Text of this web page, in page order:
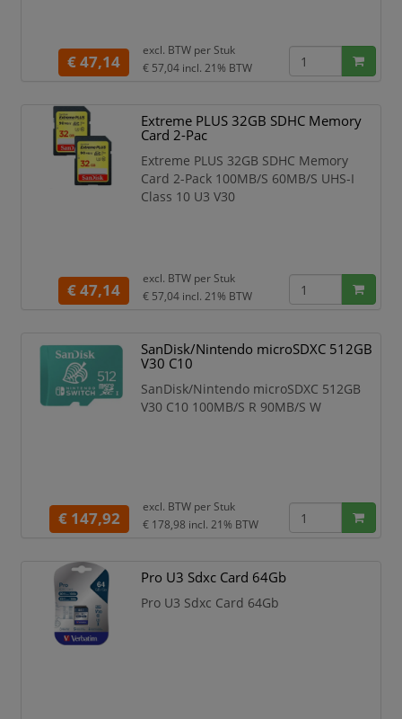
€ 47,14
excl. BTW per Stuk
€ 57,04 incl. 21% BTW
Extreme PLUS 32GB SDHC Memory
Card 2-Pac
Extreme PLUS 32GB SDHC Memory
Card 2-Pack 100MB/S 60MB/S UHS-I
Class 10 U3 V30
€ 47,14
excl. BTW per Stuk
€ 57,04 incl. 21% BTW
SanDisk/Nintendo microSDXC 512GB
V30 C10
SanDisk/Nintendo microSDXC 512GB
V30 C10 100MB/S R 90MB/S W
€ 147,92
excl. BTW per Stuk
€ 178,98 incl. 21% BTW
Pro U3 Sdxc Card 64Gb
Pro U3 Sdxc Card 64Gb